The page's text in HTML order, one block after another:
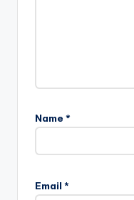
Name *
Email *